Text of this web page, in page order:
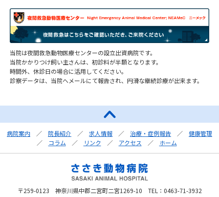
当院は夜間救急動物医療センターの設立出資病院です。
当院かかりつけ飼い主さんは、初診料が半額となります。
時間外、休診日の場合に活用してください。
診察データは、当院へメールにて報告され、円滑な継続診療が出来ます。
病院案内 ／ 院長紹介 ／ 求人情報 ／ 治療・症例報告 ／
健康管理
／
コラム ／ リンク ／ アクセス ／ ホーム
〒259-0123 神奈川県中郡二宮町二宮1269-10 TEL：0463-71-3932